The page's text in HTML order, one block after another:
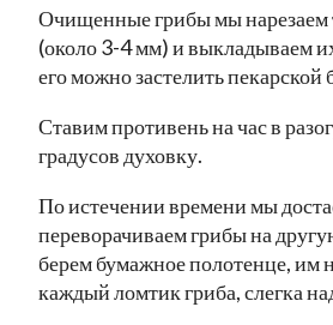
Очищенные грибы мы
(около 3-4 мм) и выкладываем
его можно застелить пекарской
Ставим противень на час в
градусов духовку.
По истечении времени мы
переворачиваем грибы на
берем бумажное полотенце, им
каждый ломтик гриба, слегка